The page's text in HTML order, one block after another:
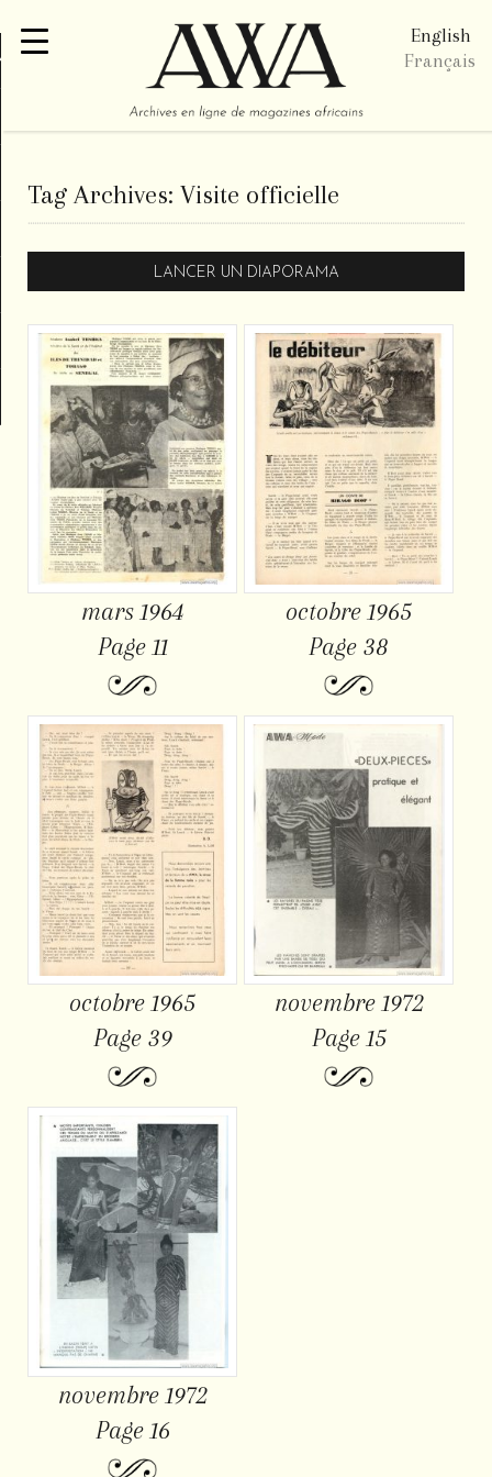
English
Français
Tag Archives: Visite officielle
LANCER UN DIAPORAMA
mars 1964
Page 11
octobre 1965
Page 38
octobre 1965
Page 39
novembre 1972
Page 15
novembre 1972
Page 16